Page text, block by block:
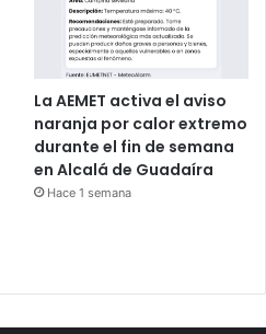
La AEMET activa el aviso
naranja por calor extremo
durante el fin de semana
en Alcalá de Guadaíra
Hace 1 semana